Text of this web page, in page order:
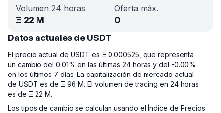
Volumen 24 horas
Ξ 22 M
Oferta máx.
0
Datos actuales de USDT
El precio actual de USDT es Ξ 0.000525, que representa
un cambio del 0.01% en las últimas 24 horas y del -0.00%
en los últimos 7 días. La capitalización de mercado actual
de USDT es de Ξ 96 M. El volumen de trading en 24 horas
es de Ξ 22 M.
Los tipos de cambio se calculan usando el Índice de Precios